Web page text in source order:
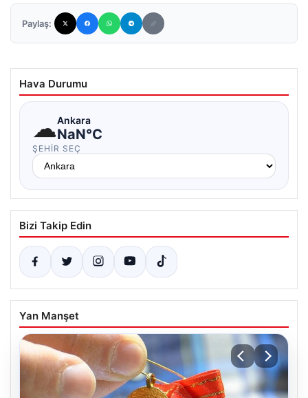
Paylaş:
Hava Durumu
☁Ankara
NaN°C
ŞEHIR SEÇ
Bizi Takip Edin
Yan Manşet